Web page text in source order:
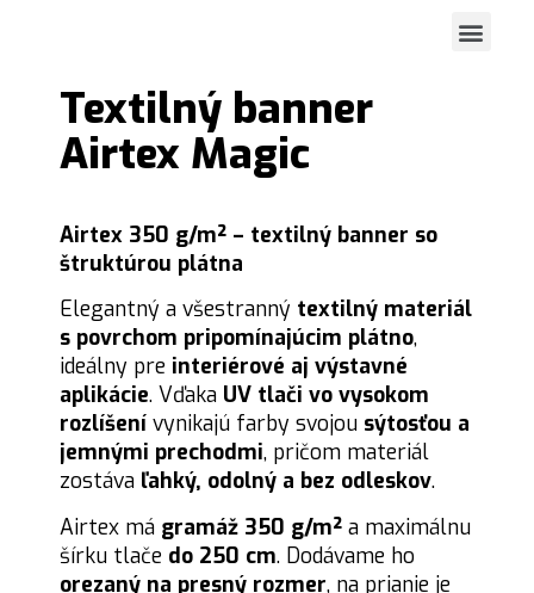
Textilný banner
Airtex Magic
Airtex 350 g/m² – textilný banner so
štruktúrou plátna
Elegantný a všestranný textilný materiál
s povrchom pripomínajúcim plátno,
ideálny pre interiérové ​​aj výstavné
aplikácie. Vďaka UV tlači vo vysokom
rozlíšení vynikajú farby svojou sýtosťou a
jemnými prechodmi, pričom materiál
zostáva ľahký, odolný a bez odleskov.
Airtex má gramáž 350 g/m² a maximálnu
šírku tlače do 250 cm. Dodávame ho
orezaný na presný rozmer, na prianie je